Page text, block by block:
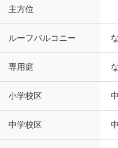
主方位
ルーフバルコニー
専用庭
小学校区
中学校区